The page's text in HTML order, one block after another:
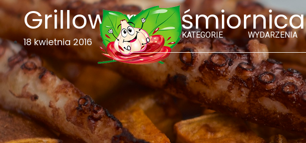
KATEGORIE WYDARZENIA
Grillowana ośmiornica
18 kwietnia 2016